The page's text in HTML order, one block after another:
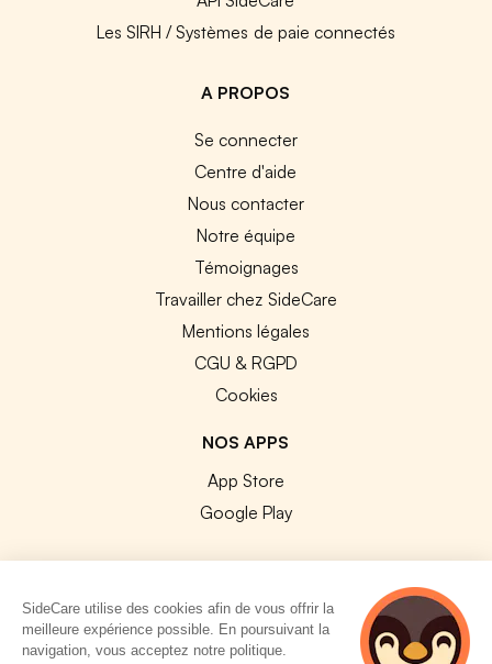
Les SIRH / Systèmes de paie connectés
A PROPOS
Se connecter
Centre d'aide
Nous contacter
Notre équipe
Témoignages
Travailler chez SideCare
Mentions légales
CGU & RGPD
Cookies
NOS APPS
App Store
Google Play
© 2026 SideCare. Tous droits réservés.
SideCare utilise des cookies afin de vous offrir la
meilleure expérience possible. En poursuivant la
navigation, vous acceptez notre politique.